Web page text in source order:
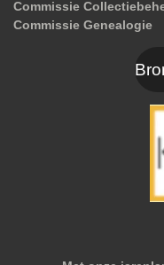
Commissie
Commissie Genealogie